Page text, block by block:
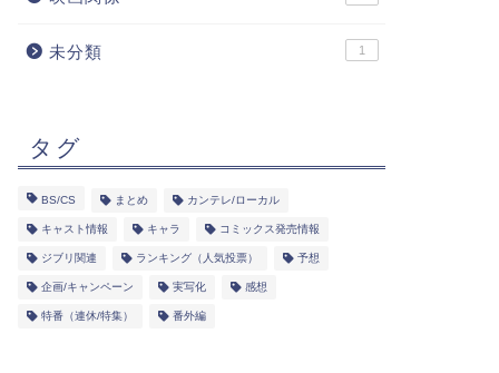
未分類 1
タグ
BS/CS まとめ カンテレ/ローカル
キャスト情報 キャラ コミックス発売情報
ジブリ関連 ランキング（人気投票） 予想
企画/キャンペーン 実写化 感想
特番（連休/特集） 番外編